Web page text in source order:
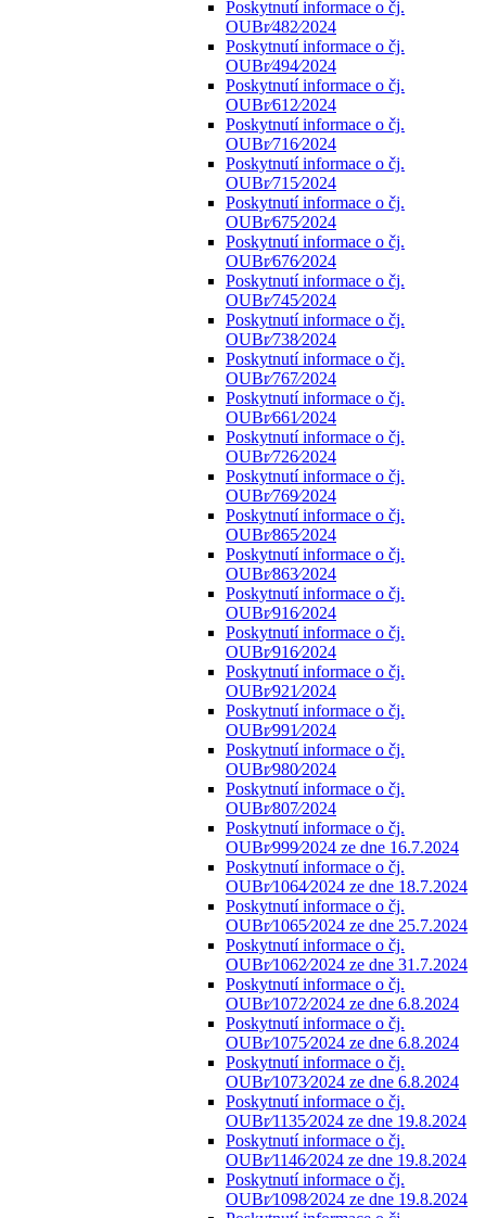
Poskytnutí informace o čj.
OUBr⁄482⁄2024
Poskytnutí informace o čj.
OUBr⁄494⁄2024
Poskytnutí informace o čj.
OUBr⁄612⁄2024
Poskytnutí informace o čj.
OUBr⁄716⁄2024
Poskytnutí informace o čj.
OUBr⁄715⁄2024
Poskytnutí informace o čj.
OUBr⁄675⁄2024
Poskytnutí informace o čj.
OUBr⁄676⁄2024
Poskytnutí informace o čj.
OUBr⁄745⁄2024
Poskytnutí informace o čj.
OUBr⁄738⁄2024
Poskytnutí informace o čj.
OUBr⁄767⁄2024
Poskytnutí informace o čj.
OUBr⁄661⁄2024
Poskytnutí informace o čj.
OUBr⁄726⁄2024
Poskytnutí informace o čj.
OUBr⁄769⁄2024
Poskytnutí informace o čj.
OUBr⁄865⁄2024
Poskytnutí informace o čj.
OUBr⁄863⁄2024
Poskytnutí informace o čj.
OUBr⁄916⁄2024
Poskytnutí informace o čj.
OUBr⁄916⁄2024
Poskytnutí informace o čj.
OUBr⁄921⁄2024
Poskytnutí informace o čj.
OUBr⁄991⁄2024
Poskytnutí informace o čj.
OUBr⁄980⁄2024
Poskytnutí informace o čj.
OUBr⁄807⁄2024
Poskytnutí informace o čj.
OUBr⁄999⁄2024 ze dne 16.7.2024
Poskytnutí informace o čj.
OUBr⁄1064⁄2024 ze dne 18.7.2024
Poskytnutí informace o čj.
OUBr⁄1065⁄2024 ze dne 25.7.2024
Poskytnutí informace o čj.
OUBr⁄1062⁄2024 ze dne 31.7.2024
Poskytnutí informace o čj.
OUBr⁄1072⁄2024 ze dne 6.8.2024
Poskytnutí informace o čj.
OUBr⁄1075⁄2024 ze dne 6.8.2024
Poskytnutí informace o čj.
OUBr⁄1073⁄2024 ze dne 6.8.2024
Poskytnutí informace o čj.
OUBr⁄1135⁄2024 ze dne 19.8.2024
Poskytnutí informace o čj.
OUBr⁄1146⁄2024 ze dne 19.8.2024
Poskytnutí informace o čj.
OUBr⁄1098⁄2024 ze dne 19.8.2024